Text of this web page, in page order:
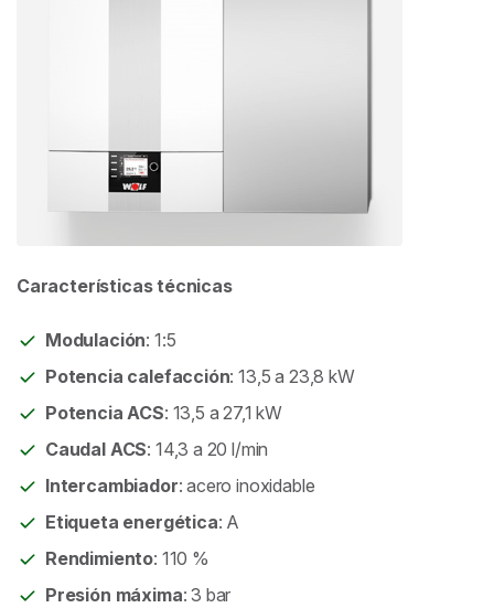
Características técnicas
Modulación: 1:5
Potencia calefacción: 13,5 a 23,8 kW
Potencia ACS: 13,5 a 27,1 kW
Caudal ACS: 14,3 a 20 l/min
Intercambiador: acero inoxidable
Etiqueta energética: A
Rendimiento: 110 %
Presión máxima: 3 bar